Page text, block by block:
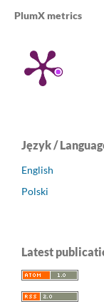
PlumX metrics
Język /
English
Polski
Latest